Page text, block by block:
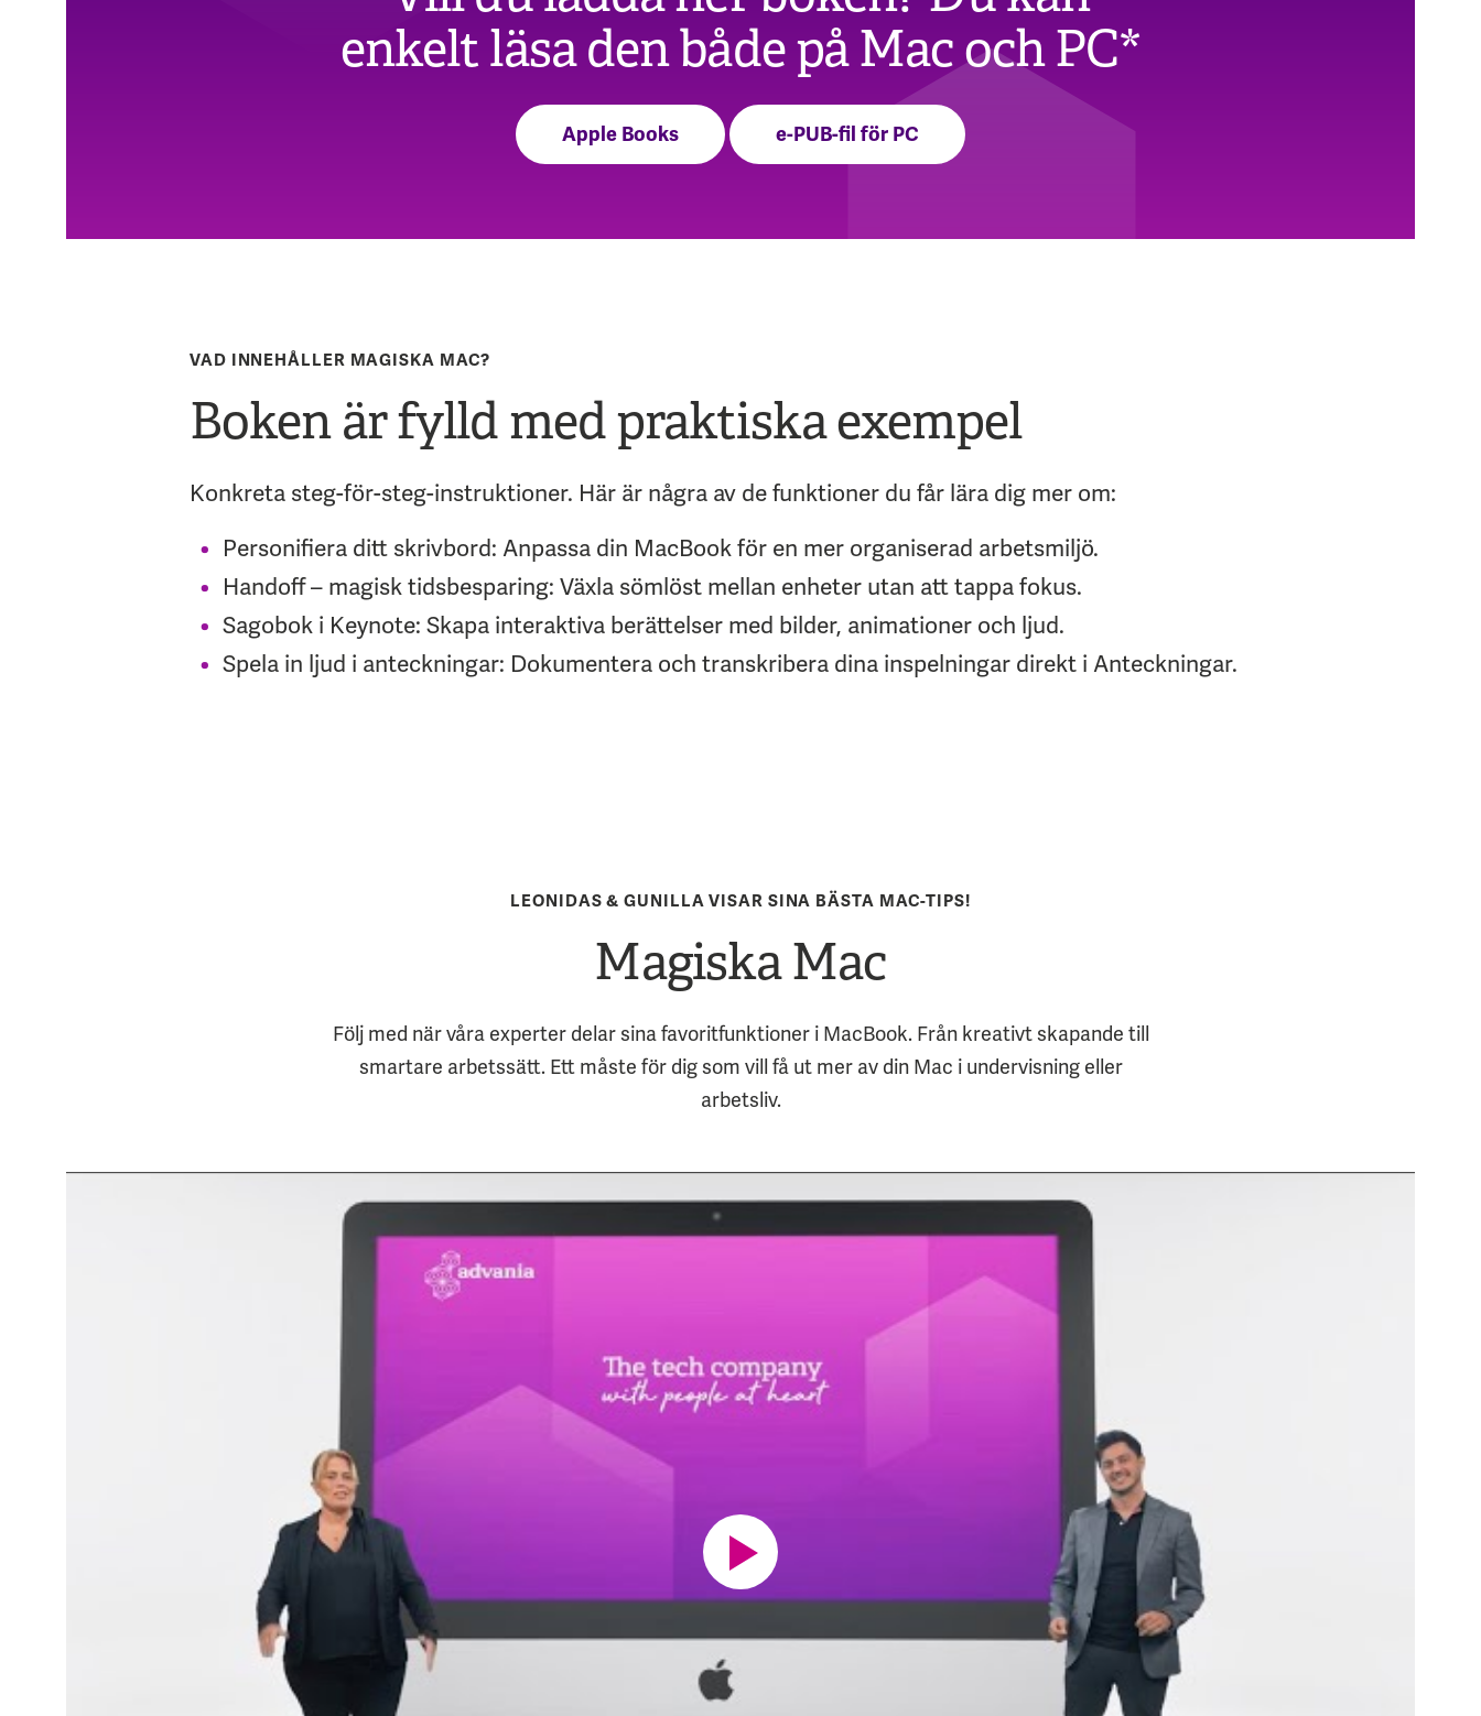
enkelt läsa den både på Mac och PC*
Apple Books e-PUB-fil för PC
VAD INNEHÅLLER MAGISKA MAC?
Boken är fylld med praktiska exempel
Konkreta steg-för-steg-instruktioner. Här är några av de funktioner du får lära dig mer om:
Personifiera ditt skrivbord: Anpassa din MacBook för en mer organiserad arbetsmiljö.
Handoff – magisk tidsbesparing: Växla sömlöst mellan enheter utan att tappa fokus.
Sagobok i Keynote: Skapa interaktiva berättelser med bilder, animationer och ljud.
Spela in ljud i anteckningar: Dokumentera och transkribera dina inspelningar direkt i Anteckningar.
LEONIDAS & GUNILLA VISAR SINA BÄSTA MAC-TIPS!
Magiska Mac
Följ med när våra experter delar sina favoritfunktioner i MacBook. Från kreativt skapande till
smartare arbetssätt. Ett måste för dig som vill få ut mer av din Mac i undervisning eller
arbetsliv.